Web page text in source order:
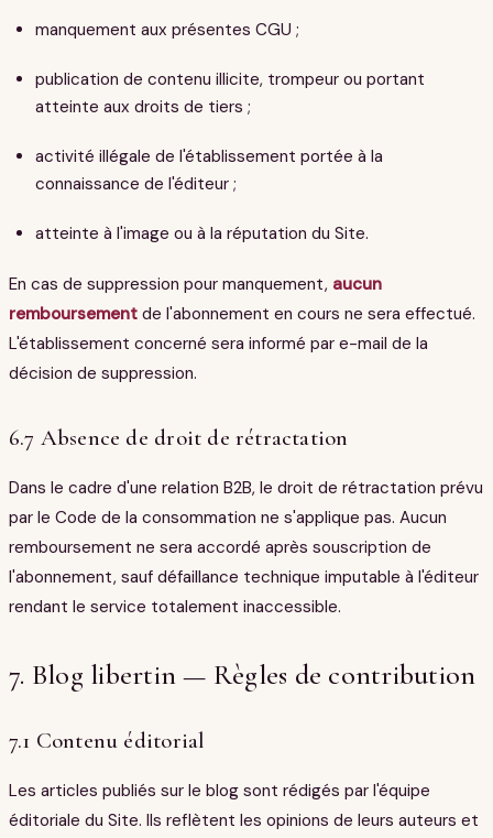
manquement aux présentes CGU ;
publication de contenu illicite, trompeur ou portant
atteinte aux droits de tiers ;
activité illégale de l'établissement portée à la
connaissance de l'éditeur ;
atteinte à l'image ou à la réputation du Site.
En cas de suppression pour manquement, aucun
remboursement de l'abonnement en cours ne sera effectué.
L'établissement concerné sera informé par e-mail de la
décision de suppression.
6.7 Absence de droit de rétractation
Dans le cadre d'une relation B2B, le droit de rétractation prévu
par le Code de la consommation ne s'applique pas. Aucun
remboursement ne sera accordé après souscription de
l'abonnement, sauf défaillance technique imputable à l'éditeur
rendant le service totalement inaccessible.
7. Blog libertin — Règles de contribution
7.1 Contenu éditorial
Les articles publiés sur le blog sont rédigés par l'équipe
éditoriale du Site. Ils reflètent les opinions de leurs auteurs et